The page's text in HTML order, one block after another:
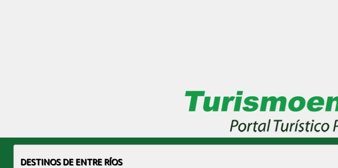
DESTINOS DE ENTRE RÍOS